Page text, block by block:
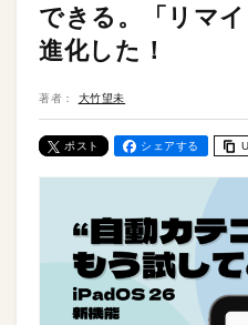
できる。「リマ
進化した！
著者： 大竹望未
ポスト シェアする